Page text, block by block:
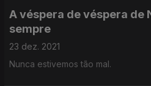
A véspera de véspera de
sempre
23 dez. 2021
Nunca estivemos tão mal.